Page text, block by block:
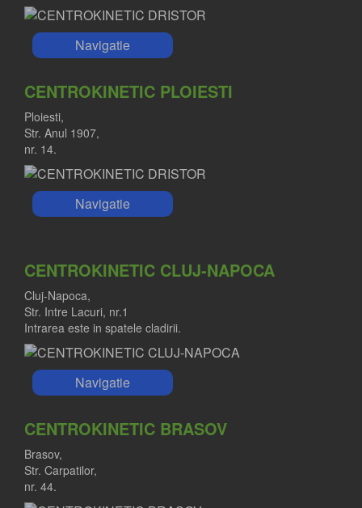
Navigatie
CENTROKINETIC PLOIESTI
Ploiesti,
Str. Anul 1907,
nr. 14.
Navigatie
CENTROKINETIC CLUJ-NAPOCA
Cluj-Napoca,
Str. Intre Lacuri, nr.1
Intrarea este in spatele cladirii.
Navigatie
CENTROKINETIC BRASOV
Brasov,
Str. Carpatilor,
nr. 44.